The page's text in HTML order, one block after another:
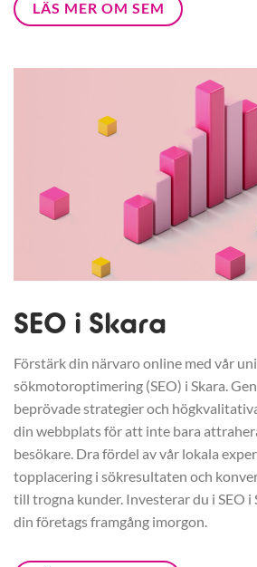
LÄS MER OM SEM
SEO i Skara
Förstärk din närvaro online med vår
sökmotoroptimering (SEO) i Skara.
beprövade strategier och
din webbplats för att inte bara
besökare. Dra fördel av vår lokala
topplacering i sökresultaten och
till trogna kunder. Investerar du i SEO i
din företags framgång imorgon.